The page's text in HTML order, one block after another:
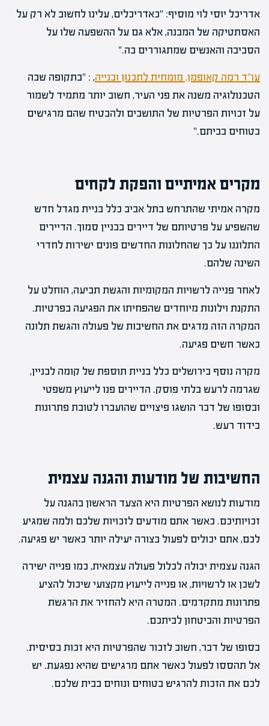
אדריכל יוסי לוי מוסיף: "כאדריכלים, עלינו לחשוב לא רק על
האסתטיקה של המבנה, אלא גם על ההשפעה שלו על
הסביבה והאנשים שמתגוררים בה."
עו"ד רמה קאופמן, מומחית לתכנון ובנייה, : "בתקופה שבה
הטכנולוגיה משנה את פני העיר, חשוב יותר מתמיד לשמור
על זכויות הפרטיות של התושבים ולהבטיח שהם מרגישים
בטוחים בביתם."
מקרים אמיתיים והפקת לקחים
מקרה אמיתי שהתרחש בתל אביב כלל בניית מגדל חדש
שהשפיע על פרטיותם של דיירים בבניין סמוך. הדיירים
התלוננו על כך שהחלונות החדשים פונים ישירות לחדרי
השינה שלהם.
לאחר פנייה לרשויות המקומיות והגשת תביעה, הוחלט על
התקנת וילונות מיוחדים שהפחיתו את הפגיעה בפרטיות.
המקרה הזה מדגים את החשיבות של פעולה והגשת תלונה
כאשר חשים פגיעה.
מקרה נוסף בירושלים כלל בניית תוספת של קומה לבניין,
שגרמה לרעש בלתי פוסק. הדיירים פנו לייעוץ משפטי
ובסופו של דבר הושגו פיצויים שהועברו לטובת פתרונות
בידוד רעש.
החשיבות של מודעות והגנה עצמית
מודעות לנושא הפרטיות היא הצעד הראשון בהגנה על
זכויותיכם. כאשר אתם מודעים לזכויות שלכם ולמה שמגיע
לכם, אתם יכולים לפעול בצורה יעילה יותר כאשר יש פגיעה.
הגנה עצמית יכולה לכלול פעולה עצמאית, כמו פנייה ישירה
לשכן או לרשויות, או פנייה לייעוץ מקצועי שיכול להציע
פתרונות מתקדמים. המטרה היא להחזיר את הרגשת
הפרטיות והביטחון לביתכם.
בסופו של דבר, חשוב לזכור שהפרטיות היא זכות בסיסית.
אל תהססו לפעול כאשר אתם מרגישים שהיא נפגעת. יש
לכם את הזכות להרגיש בטוחים ונוחים בבית שלכם.